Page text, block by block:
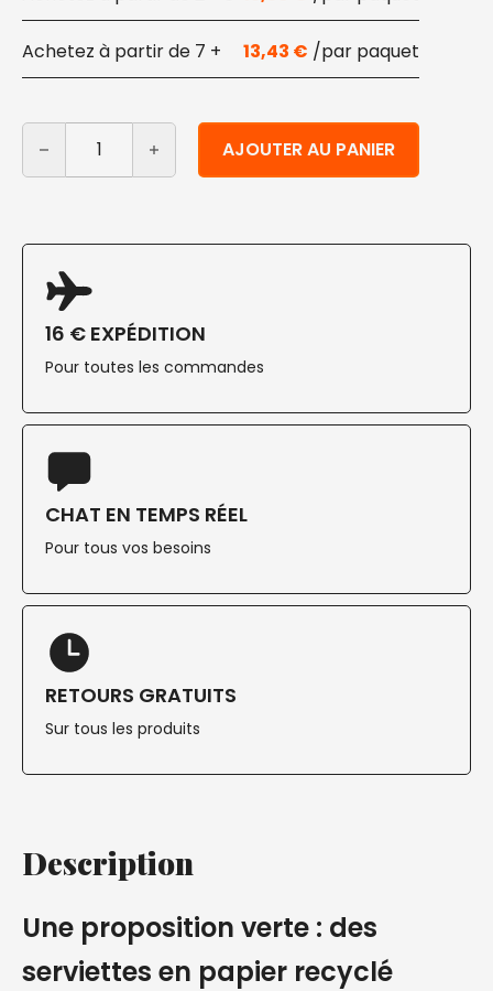
7 + 13,43 €
quantité de Serviettes en papier 2 plis 20x20 cm 600
AJOUTER AU PANIER
Alternative:
16 € EXPÉDITION
Pour toutes les commandes
CHAT EN TEMPS RÉEL
Pour tous vos besoins
RETOURS GRATUITS
Sur tous les produits
Description
Une proposition verte : des
serviettes en papier recyclé